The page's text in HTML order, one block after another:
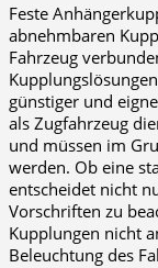
Feste
abnehmbaren
Fahrzeug
günstiger und
als Zugfahrzeug
und müssen im
werden. Ob eine
entscheidet nicht
Vorschriften zu
Kupplungen nicht
Beleuchtung des